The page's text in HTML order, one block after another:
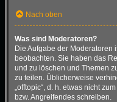
Nach oben
Was sind Moderatoren?
Die Aufgabe der Moderatoren
beobachten. Sie haben das
und zu löschen und Themen
zu teilen. Üblicherweise
„offtopic“, d. h. etwas nicht
bzw. Angreifendes schreiben.